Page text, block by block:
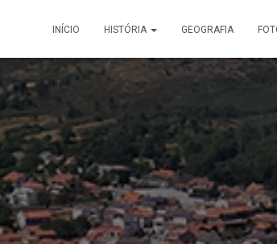
INÍCIO HISTÓRIA GEOGRAFIA